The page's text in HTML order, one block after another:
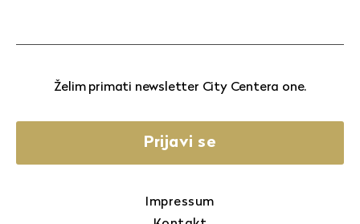
Želim primati newsletter City Centera one.
Prijavi se
Impressum